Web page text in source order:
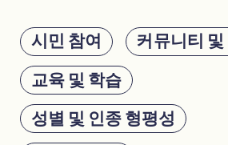
시민 참여
커뮤니티 및
교육 및 학습
성별 및 인종 형평성